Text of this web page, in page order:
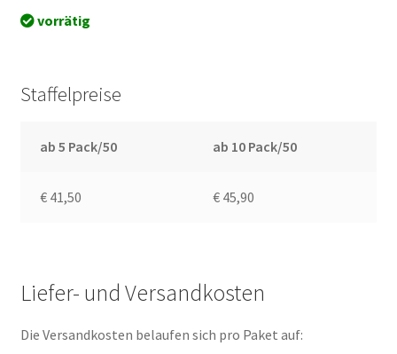
vorrätig
Staffelpreise
ab 5 Pack/50 ab 10 Pack/50
€ 41,50 € 45,90
Liefer- und Versandkosten
Die Versandkosten belaufen sich pro Paket auf: